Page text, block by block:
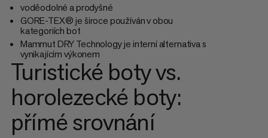
voděodolné a prodyšné
GORE-TEX® je široce používán v obou
kategoriích bot
Mammut DRY Technology je interní alternativa s
vynikajícím výkonem
Turistické boty vs.
horolezecké boty:
přímé srovnání